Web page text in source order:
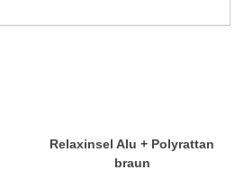
Relaxinsel Alu + Polyrattan
braun